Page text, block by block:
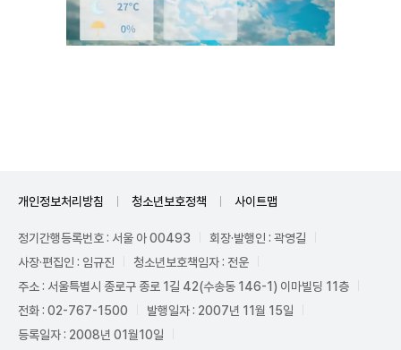
개인정보처리방침 청소년보호정책 사이트맵
정기간행등록번호 : 서울 아 00493
회장·발행인 : 곽영길
사장·편집인 : 임규진
청소년보호책임자 : 전운
주소 : 서울특별시 종로구 종로 1길 42(수송동 146-1) 이마빌딩 11층
전화 : 02-767-1500
발행일자 : 2007년 11월 15일
등록일자 : 2008년 01월10일